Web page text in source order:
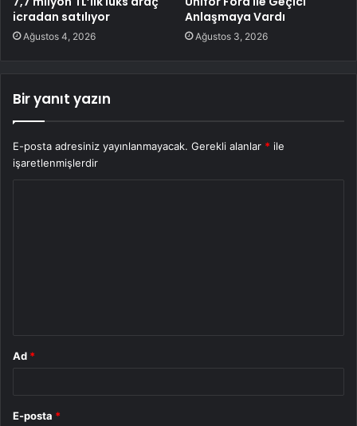
icradan satılıyor
Ağustos 4, 2026
Anlaşmaya Vardı
Ağustos 3, 2026
Bir yanıt yazın
E-posta adresiniz yayınlanmayacak. Gerekli alanlar * ile
işaretlenmişlerdir
Ad *
E-posta *